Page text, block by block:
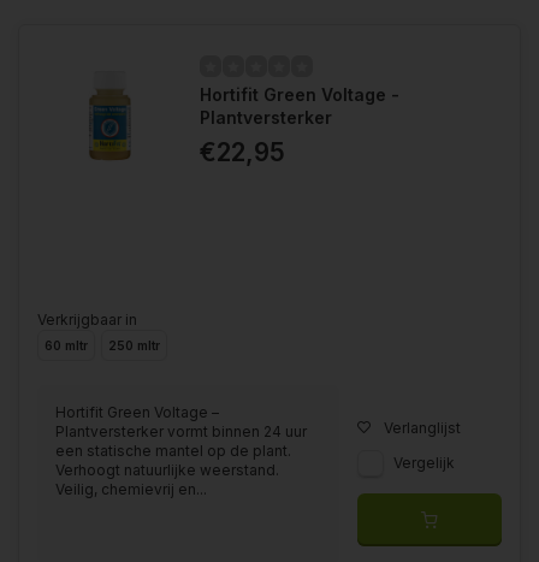
Hortifit Green Voltage -
Plantversterker
€22,95
Verkrijgbaar in
60 mltr 250 mltr
Hortifit Green Voltage –
Plantversterker vormt binnen 24 uur
een statische mantel op de plant.
Verhoogt natuurlijke weerstand.
Veilig, chemievrij en...
Verlanglijst
Vergelijk